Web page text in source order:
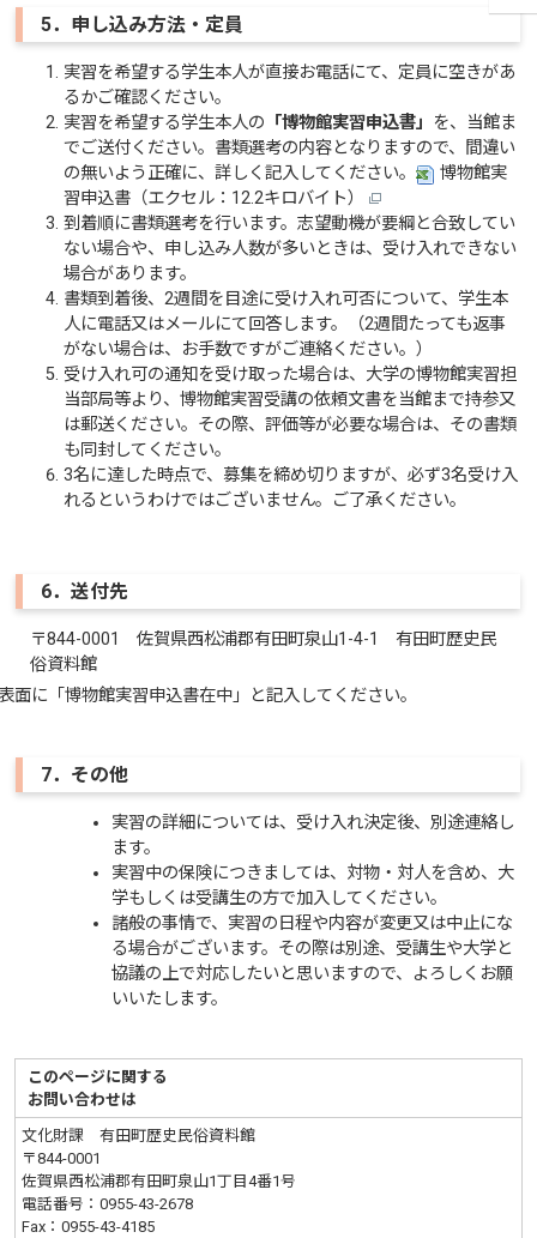
5．申し込み方法・定員
実習を希望する学生本人が直接お電話にて、定員に空きがあ
るかご確認ください。
実習を希望する学生本人の 「博物館実習申込書」 を、当館ま
でご送付ください。書類選考の内容となりますので、間違い
の無いよう正確に、詳しく記入してください。
博物館実
習申込書（エクセル：12.2キロバイト）
到着順に書類選考を行います。志望動機が要綱と合致してい
ない場合や、申し込み人数が多いときは、受け入れできない
場合があります。
書類到着後、2週間を目途に受け入れ可否について、学生本
人に電話又はメールにて回答します。（2週間たっても返事
がない場合は、お手数ですがご連絡ください。）
受け入れ可の通知を受け取った場合は、大学の博物館実習担
当部局等より、博物館実習受講の依頼文書を当館まで持参又
は郵送ください。その際、評価等が必要な場合は、その書類
も同封してください。
3名に達した時点で、募集を締め切りますが、必ず3名受け入
れるというわけではございません。ご了承ください。
6．送付先
〒844-0001 佐賀県西松浦郡有田町泉山1-4-1 有田町歴史民
俗資料館
面に「博物館実習申込書在中」と記入してください。
7．その他
実習の詳細については、受け入れ決定後、別途連絡し
ます。
実習中の保険につきましては、対物・対人を含め、大
学もしくは受講生の方で加入してください。
諸般の事情で、実習の日程や内容が変更又は中止にな
る場合がございます。その際は別途、受講生や大学と
協議の上で対応したいと思いますので、よろしくお願
いいたします。
このページに関する
お問い合わせは
文化財課 有田町歴史民俗資料館
〒844-0001
佐賀県西松浦郡有田町泉山1丁目4番1号
電話番号：0955-43-2678
Fax：0955-43-4185